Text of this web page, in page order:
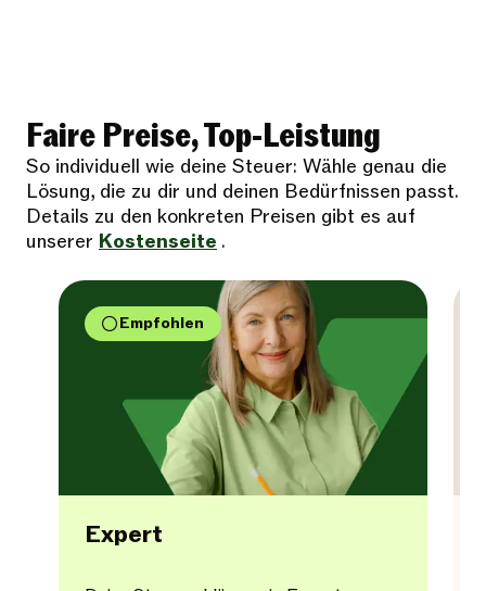
Faire Preise, Top-Leistung
So individuell wie deine Steuer: Wähle genau die
Lösung, die zu dir und deinen Bedürfnissen passt.
Details zu den konkreten Preisen gibt es auf
unserer Kostenseite .
Empfohlen
Expert